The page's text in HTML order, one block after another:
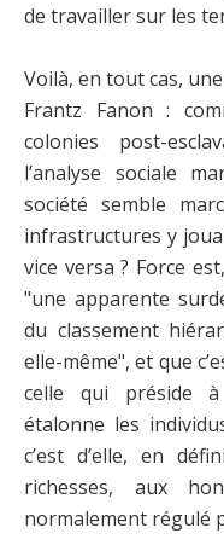
de travailler sur les
Voilà, en tout cas,
Frantz Fanon :
colonies post-
l’analyse sociale
société semble
infrastructures y
vice versa ? Force
"une apparente
du classement
elle-même", et que
celle qui préside à
étalonne les
c’est d’elle, en
richesses, aux
normalement régulé